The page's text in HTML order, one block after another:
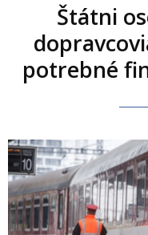
Štátni
potrebné